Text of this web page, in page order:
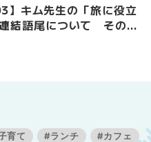
】キム先生の「旅に役立
結語尾について その
育て #ランチ
#カフェ